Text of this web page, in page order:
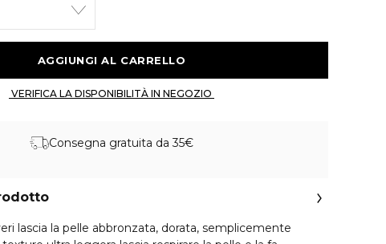
Consegna gratuita da 35€
lascia la pelle abbronzata, dorata, semplicemente